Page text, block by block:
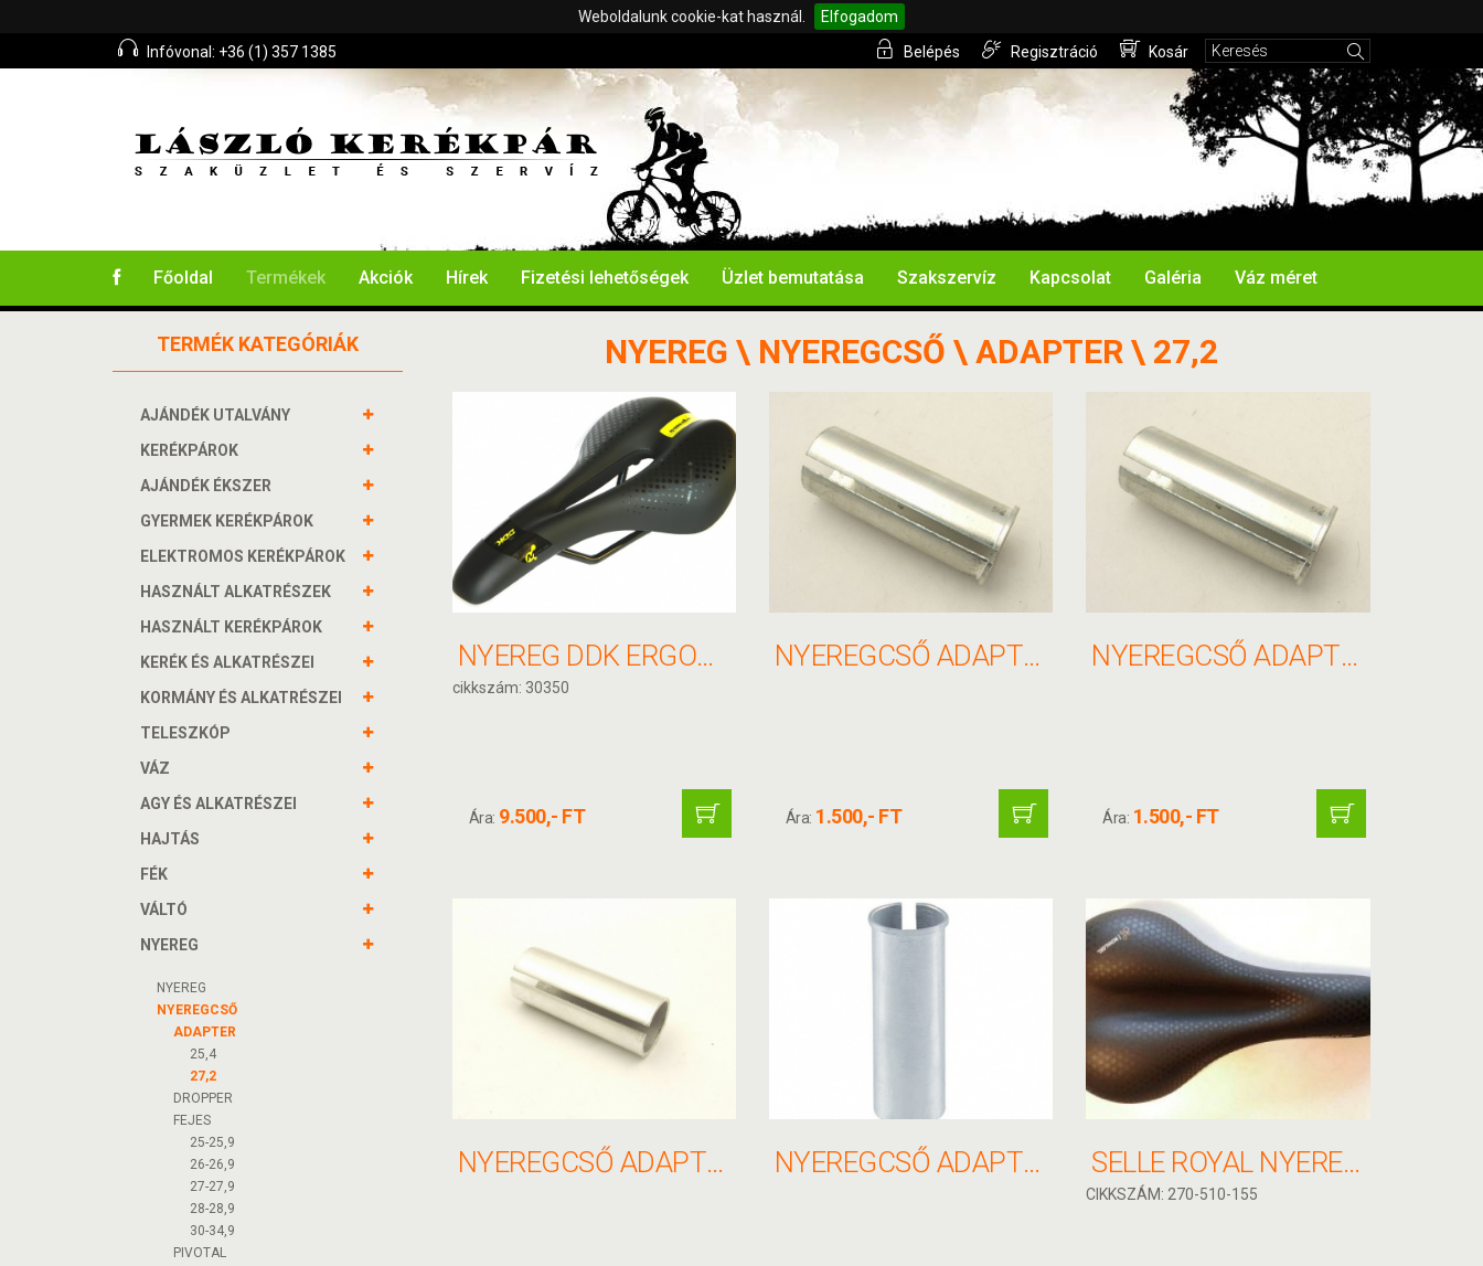
Weboldalunk cookie-kat használ.
Elfogadom
Infóvonal: +36 (1) 357 1385
Belépés Regisztráció Kosár
Főoldal Termékek Akciók Hírek Fizetési lehetőségek Üzlet bemutatása Szakszervíz Kapcsolat Galéria Váz méret
NYEREG \ NYEREGCSŐ \ ADAPTER \ 27,2
NYEREG DDK ERGONOMIC MTB FÉRFI 30350
cikkszám: 30350
Ára: 9.500,- FT
NYEREGCSŐ ADAPTER 27,2/29,2
Ára: 1.500,- FT
NYEREGCSŐ ADAPTER 27,2/30,2
Ára: 1.500,- FT
NYEREGCSŐ ADAPTER 27,2/31,6 NYEREGCSŐ ADAPTER 27,2/31,8 SELLE ROYAL NYEREG AVENUE 022 ATH UNI
CIKKSZÁM: 270-510-155
TERMÉK KATEGÓRIÁK
AJÁNDÉK UTALVÁNY
KERÉKPÁROK
AJÁNDÉK ÉKSZER
GYERMEK KERÉKPÁROK
ELEKTROMOS KERÉKPÁROK
HASZNÁLT ALKATRÉSZEK
HASZNÁLT KERÉKPÁROK
KERÉK ÉS ALKATRÉSZEI
KORMÁNY ÉS ALKATRÉSZEI
TELESZKÓP
VÁZ
AGY ÉS ALKATRÉSZEI
HAJTÁS
FÉK
VÁLTÓ
NYEREG
NYEREG
NYEREGCSŐ
ADAPTER
25,4
27,2
DROPPER
FEJES
25-25,9
26-26,9
27-27,9
28-28,9
30-34,9
PIVOTAL